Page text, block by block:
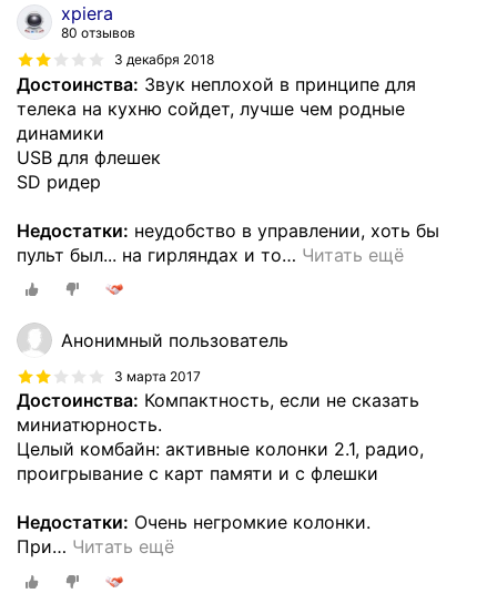
xpiera
80 отзывов
3 декабря 2018
Достоинства: Звук неплохой в принципе для
телека на кухню сойдет, лучше чем родные
динамики
USB для флешек
SD ридер
Недостатки: неудобство в управлении, хоть бы
пульт был... на гирляндах и то… Читать ещё
Анонимный пользователь
3 марта 2017
Достоинства: Компактность, если не сказать
миниатюрность.
Целый комбайн: активные колонки 2.1, радио,
проигрывание с карт памяти и с флешки
Недостатки: Очень негромкие колонки.
При… Читать ещё